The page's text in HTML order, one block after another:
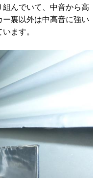
んでいて、中音から高
裏以外は中高音に強い
ます。